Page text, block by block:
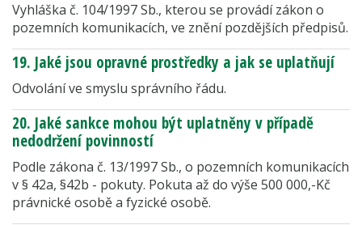
Vyhláška č. 104/1997 Sb., kterou se provádí zákon o
pozemních komunikacích, ve znění pozdějších předpisů.
19. Jaké jsou opravné prostředky a jak se uplatňují
Odvolání ve smyslu správního řádu.
20. Jaké sankce mohou být uplatněny v případě
nedodržení povinností
Podle zákona č. 13/1997 Sb., o pozemních komunikacích
v § 42a, §42b - pokuty. Pokuta až do výše 500 000,-Kč
právnické osobě a fyzické osobě.